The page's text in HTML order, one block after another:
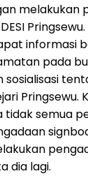
melakukan
informasi
pada
Pringsewu.
semua
dia lagi.